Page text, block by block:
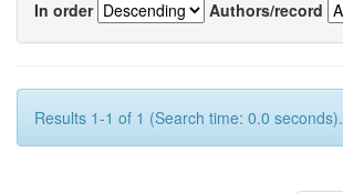
In order
Authors/record
Results 1-1 of 1 (Search time: 0.0 seconds).